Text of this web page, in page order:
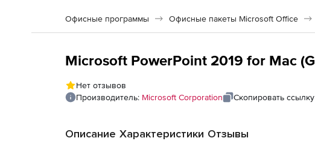
Офисные программы Офисные пакеты Microsoft Office
Нет отзывов
Производитель: Microsoft Corporation Скопировать ссылку
Описание Характеристики Отзывы